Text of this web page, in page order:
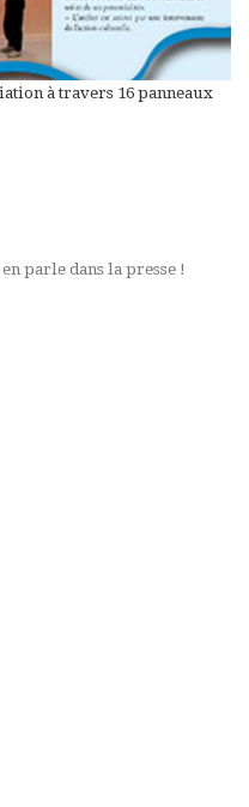
à travers 16 panneaux
parle dans la presse !